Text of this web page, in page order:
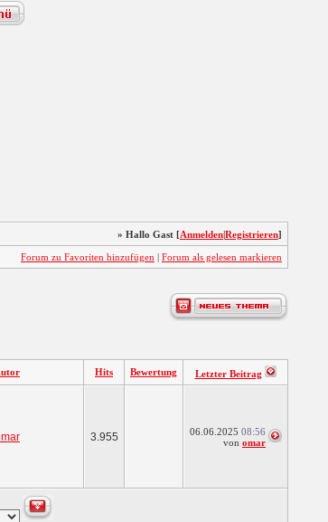
» Hallo Gast [Anmelden|Registrieren]
Forum zu Favoriten hinzufügen | Forum als gelesen markieren
Hits Bewertung Letzter Beitrag
3.955 06.06.2025 08:56
von omar